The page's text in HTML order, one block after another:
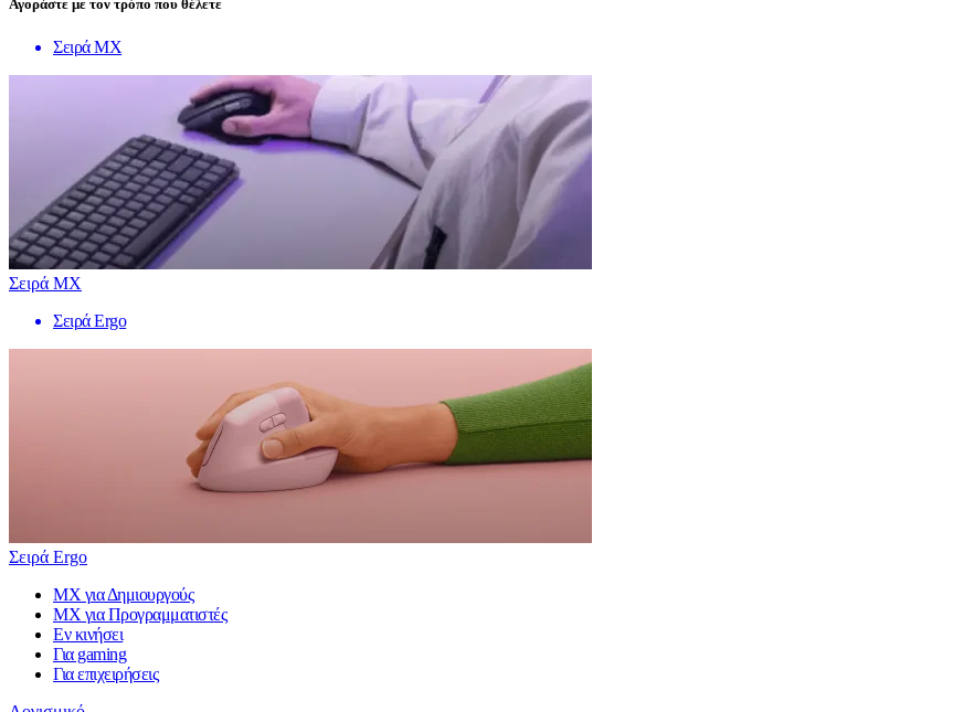
Αγοράστε με τον τρόπο που θέλετε
Σειρά MX
Σειρά MX
Σειρά Ergo
Σειρά Ergo
MX για Δημιουργούς
MX για Προγραμματιστές
Εν κινήσει
Για gaming
Για επιχειρήσεις